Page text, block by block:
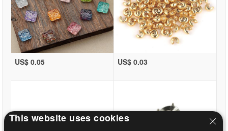
US$ 0.05 US$ 0.03
This website uses cookies